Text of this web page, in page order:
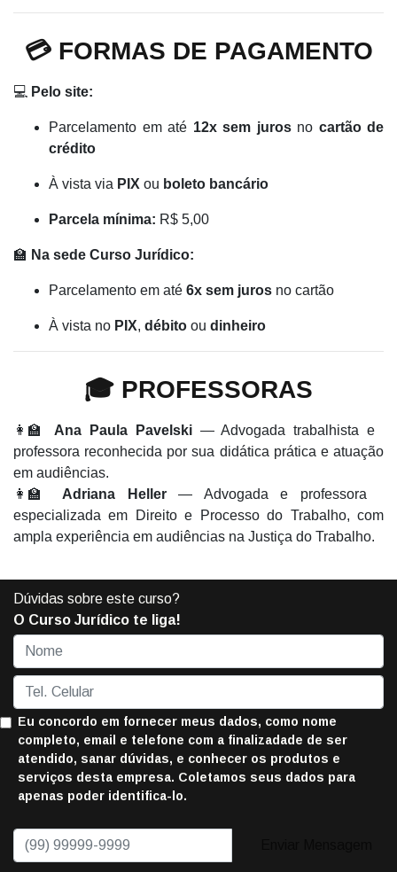
💳 FORMAS DE PAGAMENTO
💻 Pelo site:
Parcelamento em até 12x sem jurosno cartão de
crédito
À vista via PIX ou boleto bancário
Parcela mínima: R$ 5,00
🏫 Na sede Curso Jurídico:
Parcelamento em até 6x sem juros no cartão
À vista no PIX, débito ou dinheiro
🎓 PROFESSORAS
👩‍🏫 Ana Paula Pavelski— Advogada trabalhista e
professora reconhecida por sua didática prática e atuação
em audiências.
👩‍🏫 Adriana Heller— Advogada e professora
especializada em Direito e Processo do Trabalho, com
ampla experiência em audiências na Justiça do Trabalho.
Dúvidas sobre este curso?
O Curso Jurídico te liga!
Eu concordo em fornecer meus dados, como nome
completo, email e telefone com a finalizadade de ser
atendido, sanar dúvidas, e conhecer os produtos e
serviços desta empresa. Coletamos seus dados para
apenas poder identifica-lo.